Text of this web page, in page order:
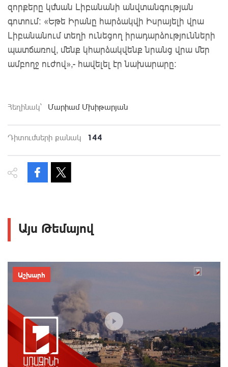
զորքերը կմնան Լիբանանի անվտանգության
գոտում։ «Եթե Իրանը հարձակվի Իսրայելի վրա
Լիբանանում տեղի ունեցող իրադարձությունների
պատճառով, մենք կհարձակվենք նրանց վրա մեր
ամբողջ ուժով»,- հավելել էր նախարարը։
Հեղինակ` Մարիամ Մխիթարյան
Դիտումների քանակ 144
Այս Թեմայով
Աշխարհ